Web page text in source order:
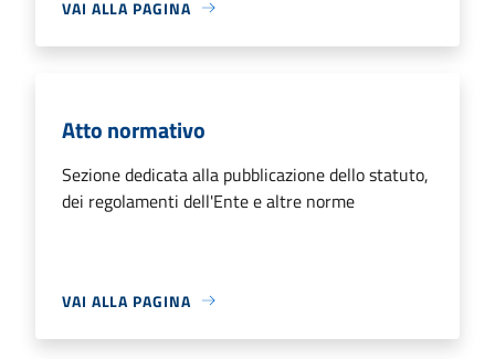
VAI ALLA PAGINA
Atto normativo
Sezione dedicata alla pubblicazione dello statuto,
dei regolamenti dell'Ente e altre norme
VAI ALLA PAGINA